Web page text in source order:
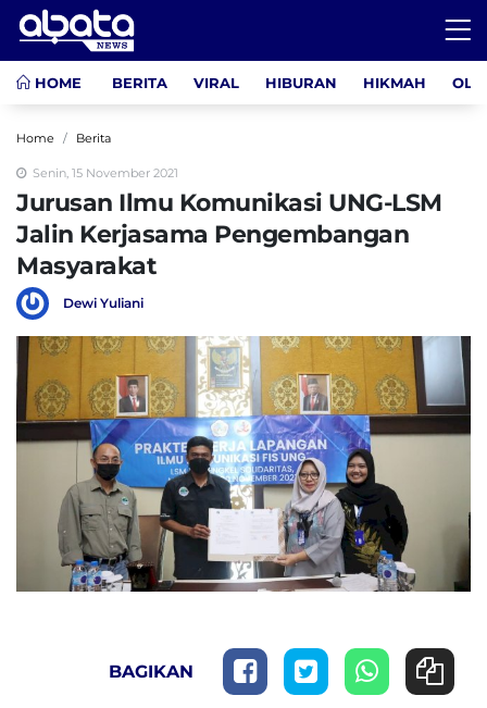
HOME BERITA VIRAL HIBURAN HIKMAH
Home Berita
Senin, 15 November 2021
Jurusan Ilmu Komunikasi UNG-LSM
Jalin Kerjasama Pengembangan
Masyarakat
Dewi Yuliani
BAGIKAN